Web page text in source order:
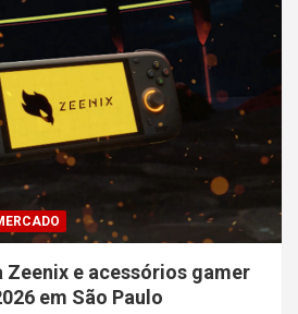
Zeenix e acessórios gamer
em São Paulo